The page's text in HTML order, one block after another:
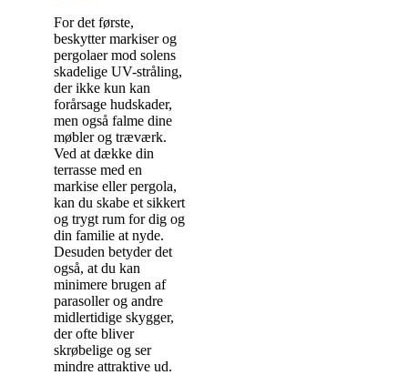
For det første,
beskytter markiser og
pergolaer mod solens
skadelige UV-stråling,
der ikke kun kan
forårsage hudskader,
men også falme dine
møbler og træværk.
Ved at dække din
terrasse med en
markise eller pergola,
kan du skabe et sikkert
og trygt rum for dig og
din familie at nyde.
Desuden betyder det
også, at du kan
minimere brugen af
parasoller og andre
midlertidige skygger,
der ofte bliver
skrøbelige og ser
mindre attraktive ud.